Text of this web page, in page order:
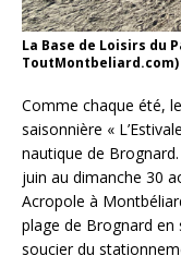
La Base de Loisirs du
ToutMontbeliard.com)
Comme chaque été,
saisonnière «
nautique de
juin au dimanche 30
Acropole à
plage de Brognard
soucier du